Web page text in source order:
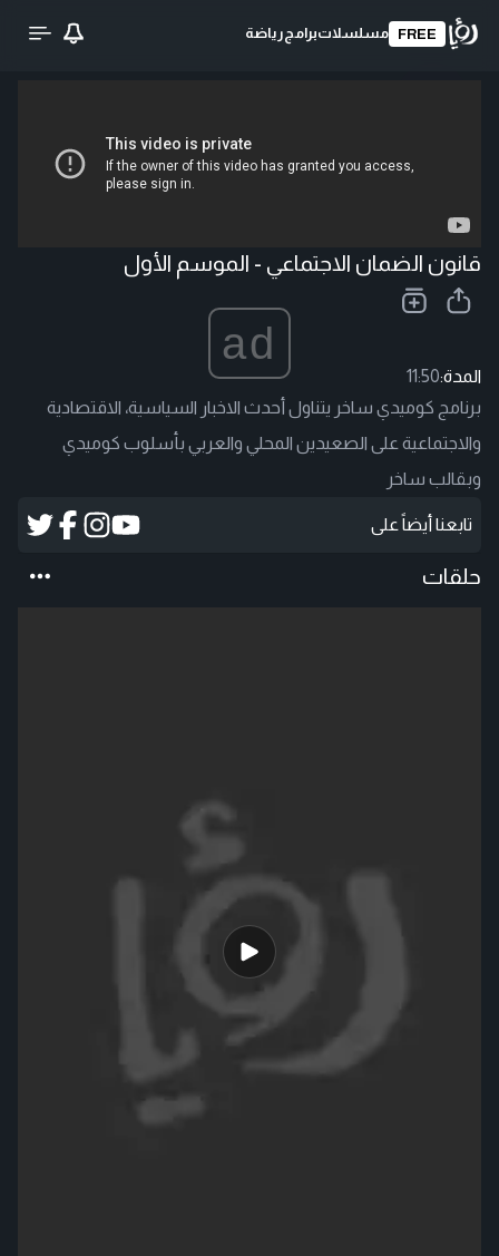
FREE مسلسلاتبرامج رياضة
قانون الضمان الاجتماعي - الموسم الأول
ad
المدة:11:50
برنامج كوميدي ساخر يتناول أحدث الاخبار السياسية، الاقتصادية
والاجتماعية على الصعيدين المحلي والعربي بأسلوب كوميدي
وبقالب ساخر
تابعنا أيضاً على
حلقات